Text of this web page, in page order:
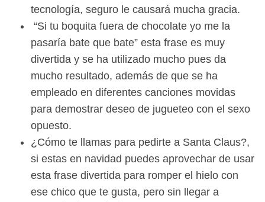
tecnología, seguro le causará mucha gracia.
“Si tu boquita fuera de chocolate yo me la
pasaría bate que bate” esta frase es muy
divertida y se ha utilizado mucho pues da
mucho resultado, además de que se ha
empleado en diferentes canciones movidas
para demostrar deseo de jugueteo con el sexo
opuesto.
¿Cómo te llamas para pedirte a Santa Claus?,
si estas en navidad puedes aprovechar de usar
esta frase divertida para romper el hielo con
ese chico que te gusta, pero sin llegar a